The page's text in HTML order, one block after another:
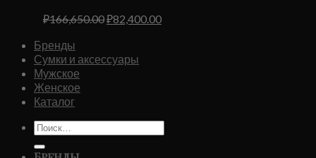
₽166,650.00Первоначальная
₽166,650.00.
₽82,400.00Текущая
Бренды
Сумки и аксессуары
Мужское
Женское
Каталог
Искать: